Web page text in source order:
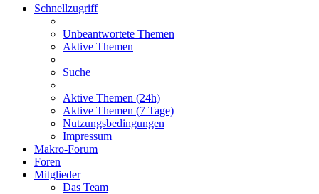
Schnellzugriff
Unbeantwortete Themen
Aktive Themen
Suche
Aktive Themen (24h)
Aktive Themen (7 Tage)
Nutzungsbedingungen
Impressum
Makro-Forum
Foren
Mitglieder
Das Team